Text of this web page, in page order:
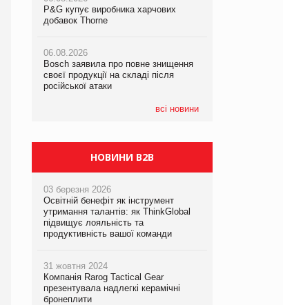
P&G купує виробника харчових
добавок Thorne
06.08.2026
Bosch заявила про повне знищення
своєї продукції на складі після
російської атаки
всі новини
P&G купує виробника харчових
добавок Thorne
06.08.2026
Bosch заявила про повне знищення
своєї продукції на складі після
російської атаки
P&G купує виробника харчових
добавок Thorne
06.08.2026
Bosch заявила про повне знищення
своєї продукції на складі після
російської атаки
НОВИНИ B2B
03 березня 2026
Освітній бенефіт як інструмент
утримання талантів: як ThinkGlobal
підвищує лояльність та
продуктивність вашої команди
31 жовтня 2024
Компанія Rarog Tactical Gear
презентувала надлегкі керамічні
бронеплити